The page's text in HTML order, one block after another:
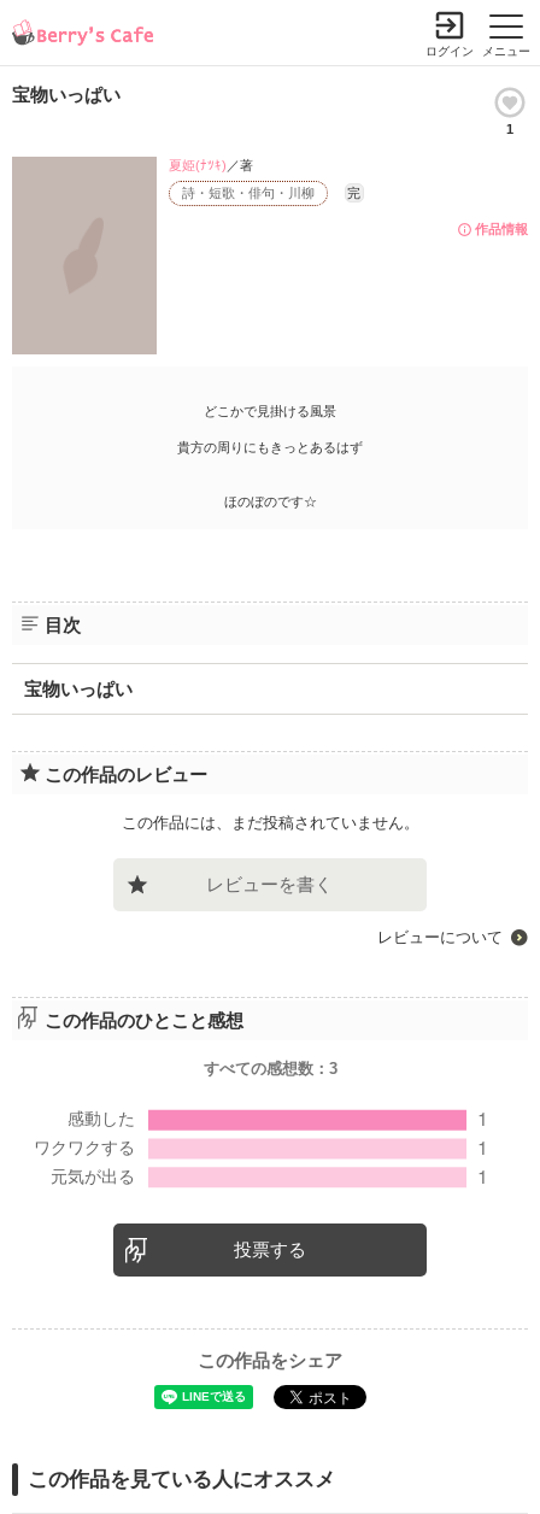
メニュー
ログイン
宝物いっぱい
1
作品情報
詩・短歌・俳句・川柳 完
夏姫(ﾅﾂｷ) ／著
どこかで見掛ける風景
貴方の周りにもきっとあるはず
ほのぼのです☆
目次
宝物いっぱい
この作品のレビュー
この作品には、まだ投稿されていません。
レビューを書く
レビューについて
この作品のひとこと感想
すべての感想数： 3
投票する
この作品をシェア
この作品を見ている人にオススメ